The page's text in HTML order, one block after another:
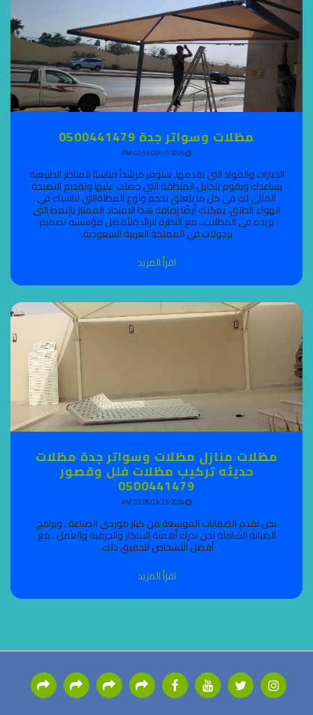
مظلات وسواتر جدة 0500441479
02/17/2025 02:53 PM
الخيارات والمواد التي نقدمها. سنوفر مرشداً مناسبًا للمناظر الطبيعية
يساعدك ويقوم بتحليل المنطقة التي حصلت عليها وتقديم النصيحة
المثلى لك في كل ما يتعلق بحجم ونوع المظلةالتي تناسبك في
الهواء الطلق. يمكنك أيضًا إضافة هذا الامتداد الممتاز بالنمط التي
تريده في المظلات.، مع النظرة الرائدةلأفضل مؤسسه تصميم
برجولات في المملكة العربية السعودية.
اقرأ المزيد
مظلات منازل مظلات وسواتر جدة مظلات
حديثه تركيب مظلات فلل وقصور
0500441479
03/23/2024 03:05 AM
نحن نقدم الضمانات الموسعة من كبار موردي الصناعة . وبرامج
الصيانة الشاملة نحن ندرك أهمية الابتكار والحرفية والعمل . مع
أفضل الأشخاص لتحقيق ذلك.
اقرأ المزيد